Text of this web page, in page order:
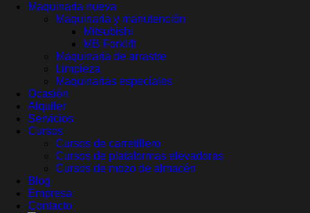
Maquinaria nueva
Maquinaria y manutención
Mitsubishi
MB Forklift
Maquinaria de arrastre
Limpieza
Maquinarias especiales
Ocasión
Alquiler
Servicios
Cursos
Cursos de carretillero
Cursos de plataformas elevadoras
Cursos de mozo de almacén
Blog
Empresa
Contacto